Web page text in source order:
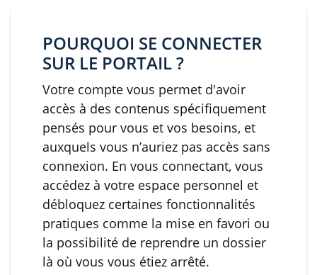
POURQUOI SE CONNECTER
SUR LE PORTAIL ?
Votre compte vous permet d'avoir
accès à des contenus spécifiquement
pensés pour vous et vos besoins, et
auxquels vous n’auriez pas accès sans
connexion. En vous connectant, vous
accédez à votre espace personnel et
débloquez certaines fonctionnalités
pratiques comme la mise en favori ou
la possibilité de reprendre un dossier
là où vous vous étiez arrêté.